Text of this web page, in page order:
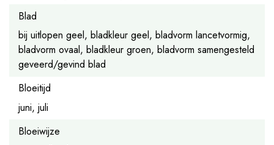
Blad
bij uitlopen geel, bladkleur geel, bladvorm lancetvormig,
bladvorm ovaal, bladkleur groen, bladvorm samengesteld
geveerd/gevind blad
Bloeitijd
juni, juli
Bloeiwijze